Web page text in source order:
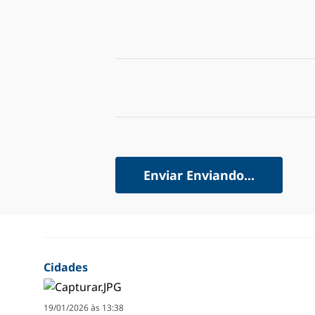
Enviar Enviando...
Cidades
19/01/2026 às 13:38